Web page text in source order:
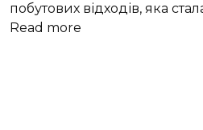
побутових відходів, яка
Read more